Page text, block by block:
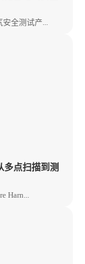
全测试产...
多点扫描到测
Harn...